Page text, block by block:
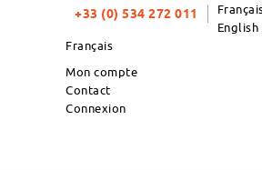
+33 (0) 534 272 011
English
Français
Mon compte
Contact
Connexion